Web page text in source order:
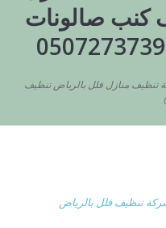
كنب صالونات
منازل فلل بالرياض تنظيف
تنظيف فلل بالرياض